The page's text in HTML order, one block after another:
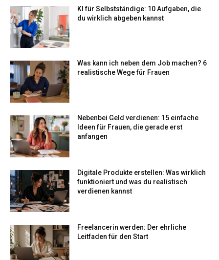
KI für Selbstständige: 10 Aufgaben, die
du wirklich abgeben kannst
Was kann ich neben dem Job machen? 6
realistische Wege für Frauen
Nebenbei Geld verdienen: 15 einfache
Ideen für Frauen, die gerade erst
anfangen
Digitale Produkte erstellen: Was wirklich
funktioniert und was du realistisch
verdienen kannst
Freelancerin werden: Der ehrliche
Leitfaden für den Start